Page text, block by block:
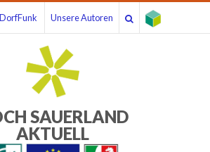
DorfFunk Unsere Autoren
SAUERLAND
AKTUELL